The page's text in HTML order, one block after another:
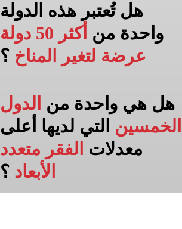
هل تُعتبر هذه الدولة
واحدة من
أكثر 50 دولة
عرضة لتغير المناخ ؟
هل هي واحدة من الدول
الخمسين التي لديها أعلى
معدلات الفقر متعدد
الأبعاد ؟